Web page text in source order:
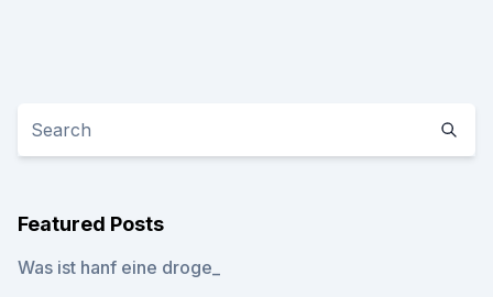
Featured Posts
Was ist hanf eine droge_